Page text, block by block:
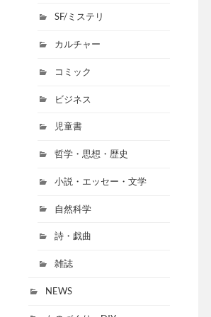
SF/ミステリ
カルチャー
コミック
ビジネス
児童書
哲学・思想・歴史
小説・エッセー・文学
自然科学
詩・戯曲
雑誌
NEWS